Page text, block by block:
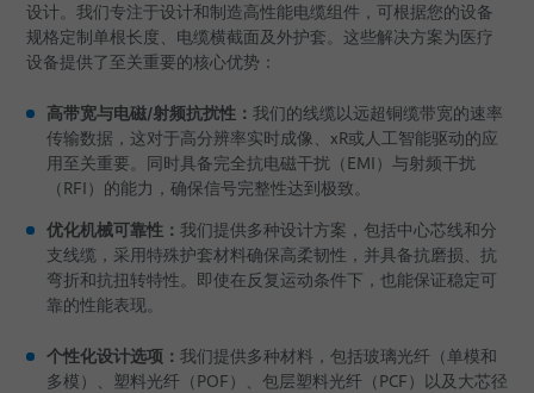
模制零件的快速原型制作
系统验证
诊断成像
X 射线
乳腺 X 光检查
磁共振成像 (MRI)
内窥镜检查
体内
高频手术
监护
销售网络
新闻
关于我们
技术
设计。我们专注于设计和制造高性能电缆组件，可根据您的设备
规格定制单根长度、电缆横截面及外护套。这些解决方案为医疗
设备提供了至关重要的核心优势：
高带宽与电磁/射频抗扰性： 我们的线缆以远超铜缆带宽的速率
传输数据，这对于高分辨率实时成像、xR或人工智能驱动的应
用至关重要。同时具备完全抗电磁干扰（EMI）与射频干扰
（RFI）的能力，确保信号完整性达到极致。
优化机械可靠性： 我们提供多种设计方案，包括中心芯线和分
支线缆，采用特殊护套材料确保高柔韧性，并具备抗磨损、抗
弯折和抗扭转特性。即使在反复运动条件下，也能保证稳定可
靠的性能表现。
个性化设计选项： 我们提供多种材料，包括玻璃光纤（单模和
多模）、塑料光纤（POF）、包层塑料光纤（PCF）以及大芯径